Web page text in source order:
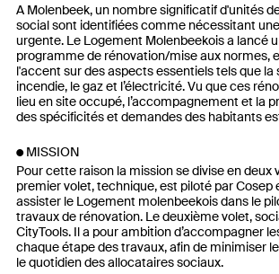
A Molenbeek, un nombre significatif d'unités
social sont identifiées comme nécessitant
urgente. Le Logement Molenbeekois a lancé
programme de rénovation/mise aux normes,
l'accent sur des aspects essentiels tels que la
incendie, le gaz et l’électricité. Vu que ces
lieu en site occupé, l’accompagnement et la
des spécificités et demandes des habitants
MISSION
Pour cette raison la mission se divise en deux
premier volet, technique, est piloté par Cosep
assister le Logement molenbeekois dans le
travaux de rénovation. Le deuxième volet,
CityTools. Il a pour ambition d’accompagner
chaque étape des travaux, afin de minimiser
le quotidien des allocataires sociaux.